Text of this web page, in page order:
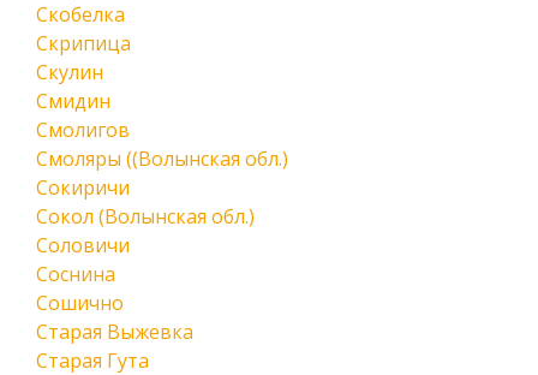
Скобелка
Скрипица
Скулин
Смидин
Смолигов
Смоляры ((Волынская обл.)
Сокиричи
Сокол (Волынская обл.)
Соловичи
Соснина
Сошично
Старая Выжевка
Старая Гута